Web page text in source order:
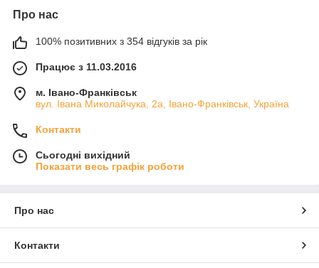
Про нас
100% позитивних з 354 відгуків за рік
Працює з 11.03.2016
м. Івано-Франківськ
вул. Івана Миколайчука, 2а, Івано-Франківськ, Україна
Контакти
Сьогодні вихідний
Показати весь графік роботи
Про нас
Контакти